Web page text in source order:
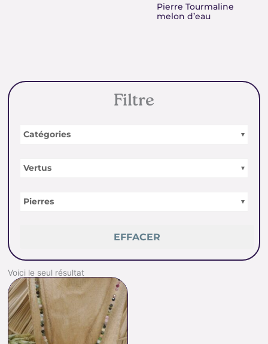
Pierre Tourmaline
melon d’eau
Filtre
Catégories
Vertus
Pierres
EFFACER
Voici le seul résultat
prix :
35.00 €
à
52.00 €